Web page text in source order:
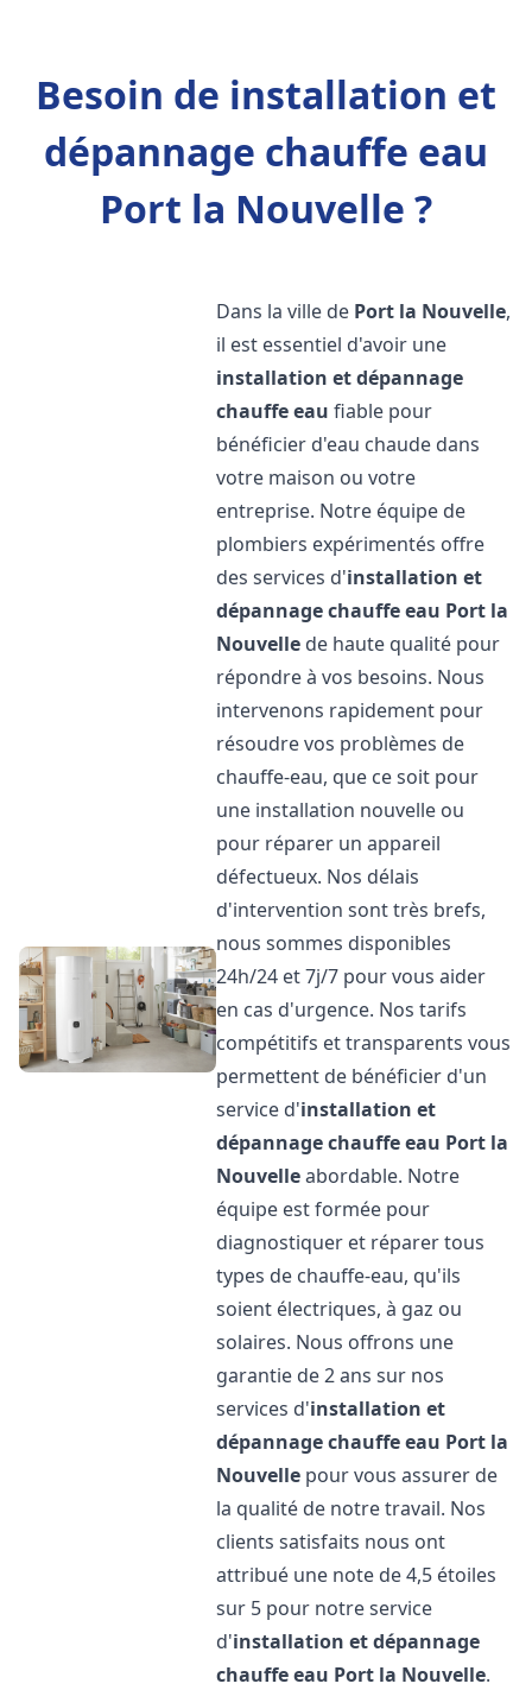
Besoin de installation et
dépannage chauffe eau
Port la Nouvelle ?
Dans la ville de Port la Nouvelle,
il est essentiel d'avoir une
installation et dépannage
chauffe eau fiable pour
bénéficier d'eau chaude dans
votre maison ou votre
entreprise. Notre équipe de
plombiers expérimentés offre
des services d'installation et
dépannage chauffe eau Port la
Nouvelle de haute qualité pour
répondre à vos besoins. Nous
intervenons rapidement pour
résoudre vos problèmes de
chauffe-eau, que ce soit pour
une installation nouvelle ou
pour réparer un appareil
défectueux. Nos délais
d'intervention sont très brefs,
nous sommes disponibles
24h/24 et 7j/7 pour vous aider
en cas d'urgence. Nos tarifs
compétitifs et transparents vous
permettent de bénéficier d'un
service d'installation et
dépannage chauffe eau Port la
Nouvelleabordable. Notre
équipe est formée pour
diagnostiquer et réparer tous
types de chauffe-eau, qu'ils
soient électriques, à gaz ou
solaires. Nous offrons une
garantie de 2 ans sur nos
services d'installation et
dépannage chauffe eau Port la
Nouvelle pour vous assurer de
la qualité de notre travail. Nos
clients satisfaits nous ont
attribué une note de 4,5 étoiles
sur 5 pour notre service
d'installation et dépannage
chauffe eau Port la Nouvelle.